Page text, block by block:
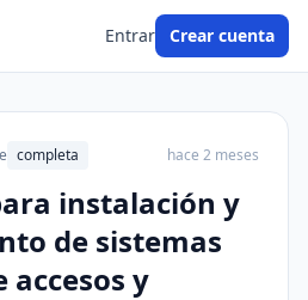
Entrar Crear cuenta
completa hace 2 meses
instalación y
de sistemas
accesos y